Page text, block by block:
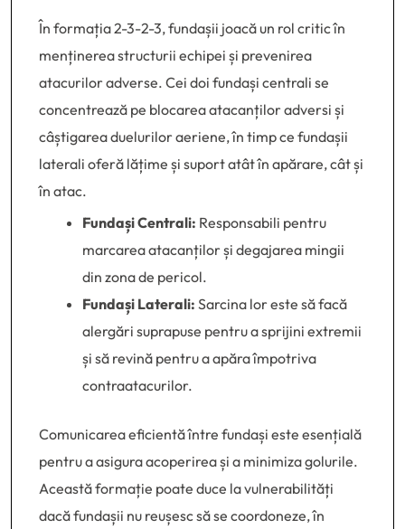
În formația 2-3-2-3, fundașii joacă un rol critic în
menținerea structurii echipei și prevenirea
atacurilor adverse. Cei doi fundași centrali se
concentrează pe blocarea atacanților adversi și
câștigarea duelurilor aeriene, în timp ce fundașii
laterali oferă lățime și suport atât în apărare, cât și
în atac.
Fundași Centrali: Responsabili pentru
marcarea atacanților și degajarea mingii
din zona de pericol.
Fundași Laterali: Sarcina lor este să facă
alergări suprapuse pentru a sprijini extremii
și să revină pentru a apăra împotriva
contraatacurilor.
Comunicarea eficientă între fundași este esențială
pentru a asigura acoperirea și a minimiza golurile.
Această formație poate duce la vulnerabilități
dacă fundașii nu reușesc să se coordoneze, în